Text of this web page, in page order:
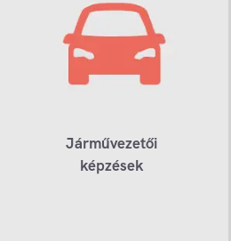
Járművezetői
képzések